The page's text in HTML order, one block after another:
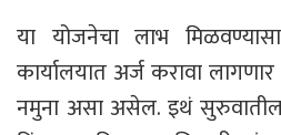
या योजनेचा लाभ
कार्यालयात अर्ज करावा
नमुना असा असेल. इथं